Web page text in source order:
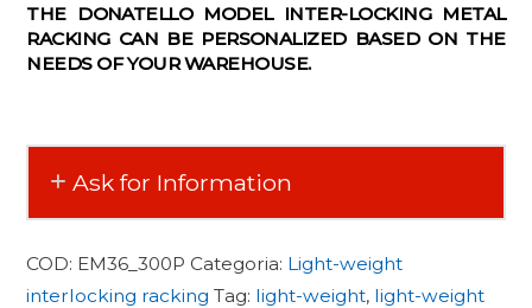
THE DONATELLO MODEL INTER-LOCKING METAL
RACKING CAN BE PERSONALIZED BASED ON THE
NEEDS OF YOUR WAREHOUSE.
Ask for Information
COD: EM36_300P Categoria: Light-weight
interlocking racking Tag: light-weight, light-weight